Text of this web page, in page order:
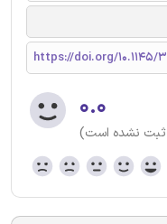
https://doi.org/10.1145/
۰.۰
ثبت نشده است)